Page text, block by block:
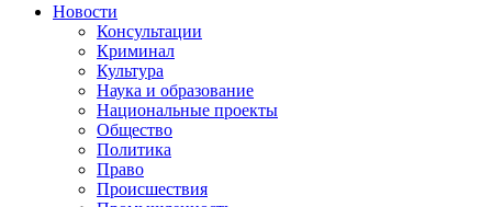
Новости
Консультации
Криминал
Культура
Наука и образование
Национальные проекты
Общество
Политика
Право
Происшествия